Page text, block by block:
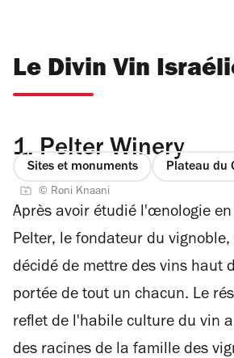
Le Divin Vin
1. Pelter Winery
Sites et monuments Plateau du
© Roni Knaani
Après avoir étudié l'œnologie en
Pelter, le fondateur du
décidé de mettre des vins haut
portée de tout un chacun. Le
reflet de l'habile culture du vin
des racines de la famille des